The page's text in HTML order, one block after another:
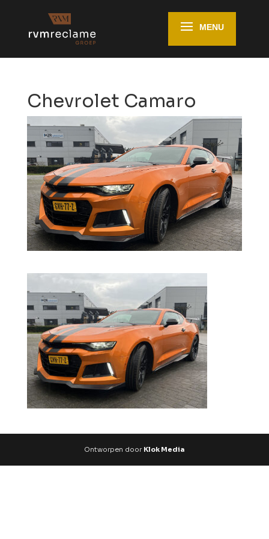
Chevrolet Camaro
Ontworpen door Klok Media